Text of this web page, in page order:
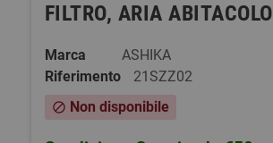
FILTRO, ARIA ABITACOLO
Marca
ASHIKA
Riferimento
21SZZ02
block Non disponibile